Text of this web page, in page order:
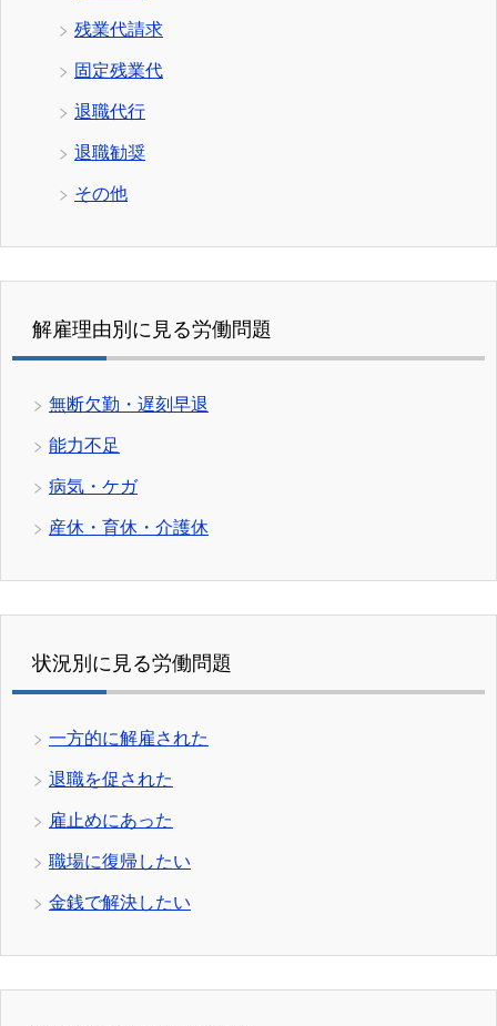
残業代請求
固定残業代
退職代行
退職勧奨
その他
解雇理由別に見る労働問題
無断欠勤・遅刻早退
能力不足
病気・ケガ
産休・育休・介護休
状況別に見る労働問題
一方的に解雇された
退職を促された
雇止めにあった
職場に復帰したい
金銭で解決したい